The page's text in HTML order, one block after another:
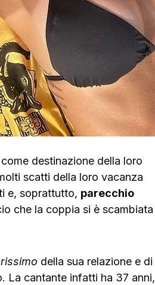
come destinazione della loro
scatti della loro vacanza
e, soprattutto, parecchio
che la coppia si è scambiata
della sua relazione e di
La cantante infatti ha 37 anni,